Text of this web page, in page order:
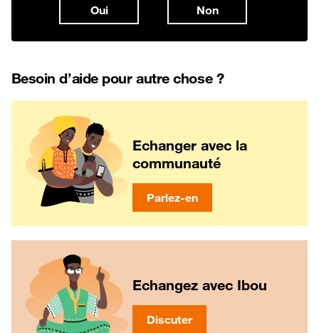
Oui Non
Besoin d’aide pour autre chose ?
Echanger avec la
communauté
Parlez-en
Echangez avec Ibou
Discuter